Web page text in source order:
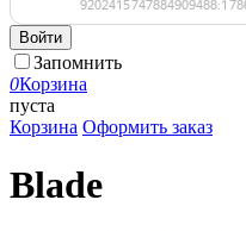
Войти
Запомнить
0Корзина
пуста
Корзина Оформить заказ
Blade